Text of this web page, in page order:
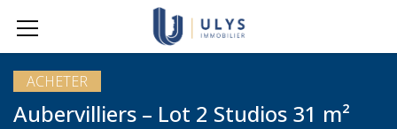
ACHETER
Aubervilliers – Lot 2 Studios 31 m²